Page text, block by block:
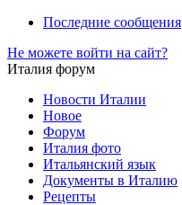
Последние сообщения
Не можете войти на сайт?
Италия форум
Новости Италии
Новое
Форум
Италия фото
Итальянский язык
Документы в Италию
Рецепты